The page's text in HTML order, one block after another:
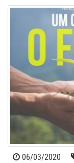
06/03/2020